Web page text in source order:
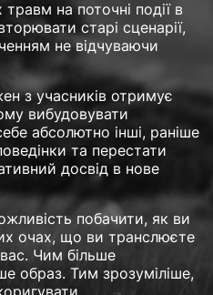
на поточні події в
старі сценарії,
не відчуваючи
з учасників отримує
вибудовувати
абсолютно інші, раніше
та перестати
досвід в нове
побачити, як ви
очах, що ви транслюєте
вас. Чим більше
образ. Тим зрозуміліше,